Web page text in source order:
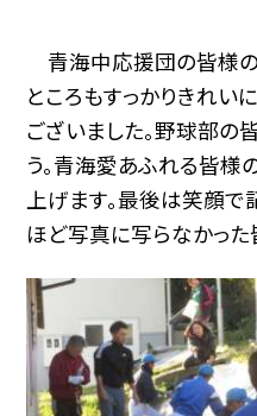
青海中応援団の皆様
ところもすっかりきれい
ございました。野球部の
う。青海愛あふれる皆様
上げます。最後は笑顔
ほど写真に写らなかっ